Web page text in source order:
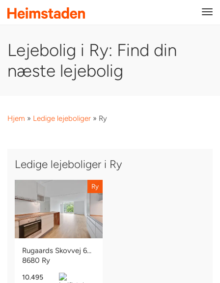
Lejebolig i Ry: Find din
næste lejebolig
Hjem » Ledige lejeboliger » Ry
Ledige lejeboliger i Ry
Ry
Rugaards Skovvej 60, 1. 2.
8680 Ry
10.495